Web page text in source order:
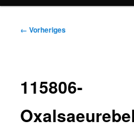
Bilder-
← Vorheriges
115806-